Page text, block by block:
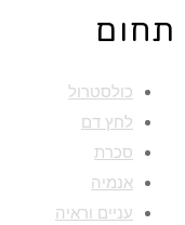
תחום
כולסטרול
לחץ דם
סכרת
אנמיה
עניים וראיה